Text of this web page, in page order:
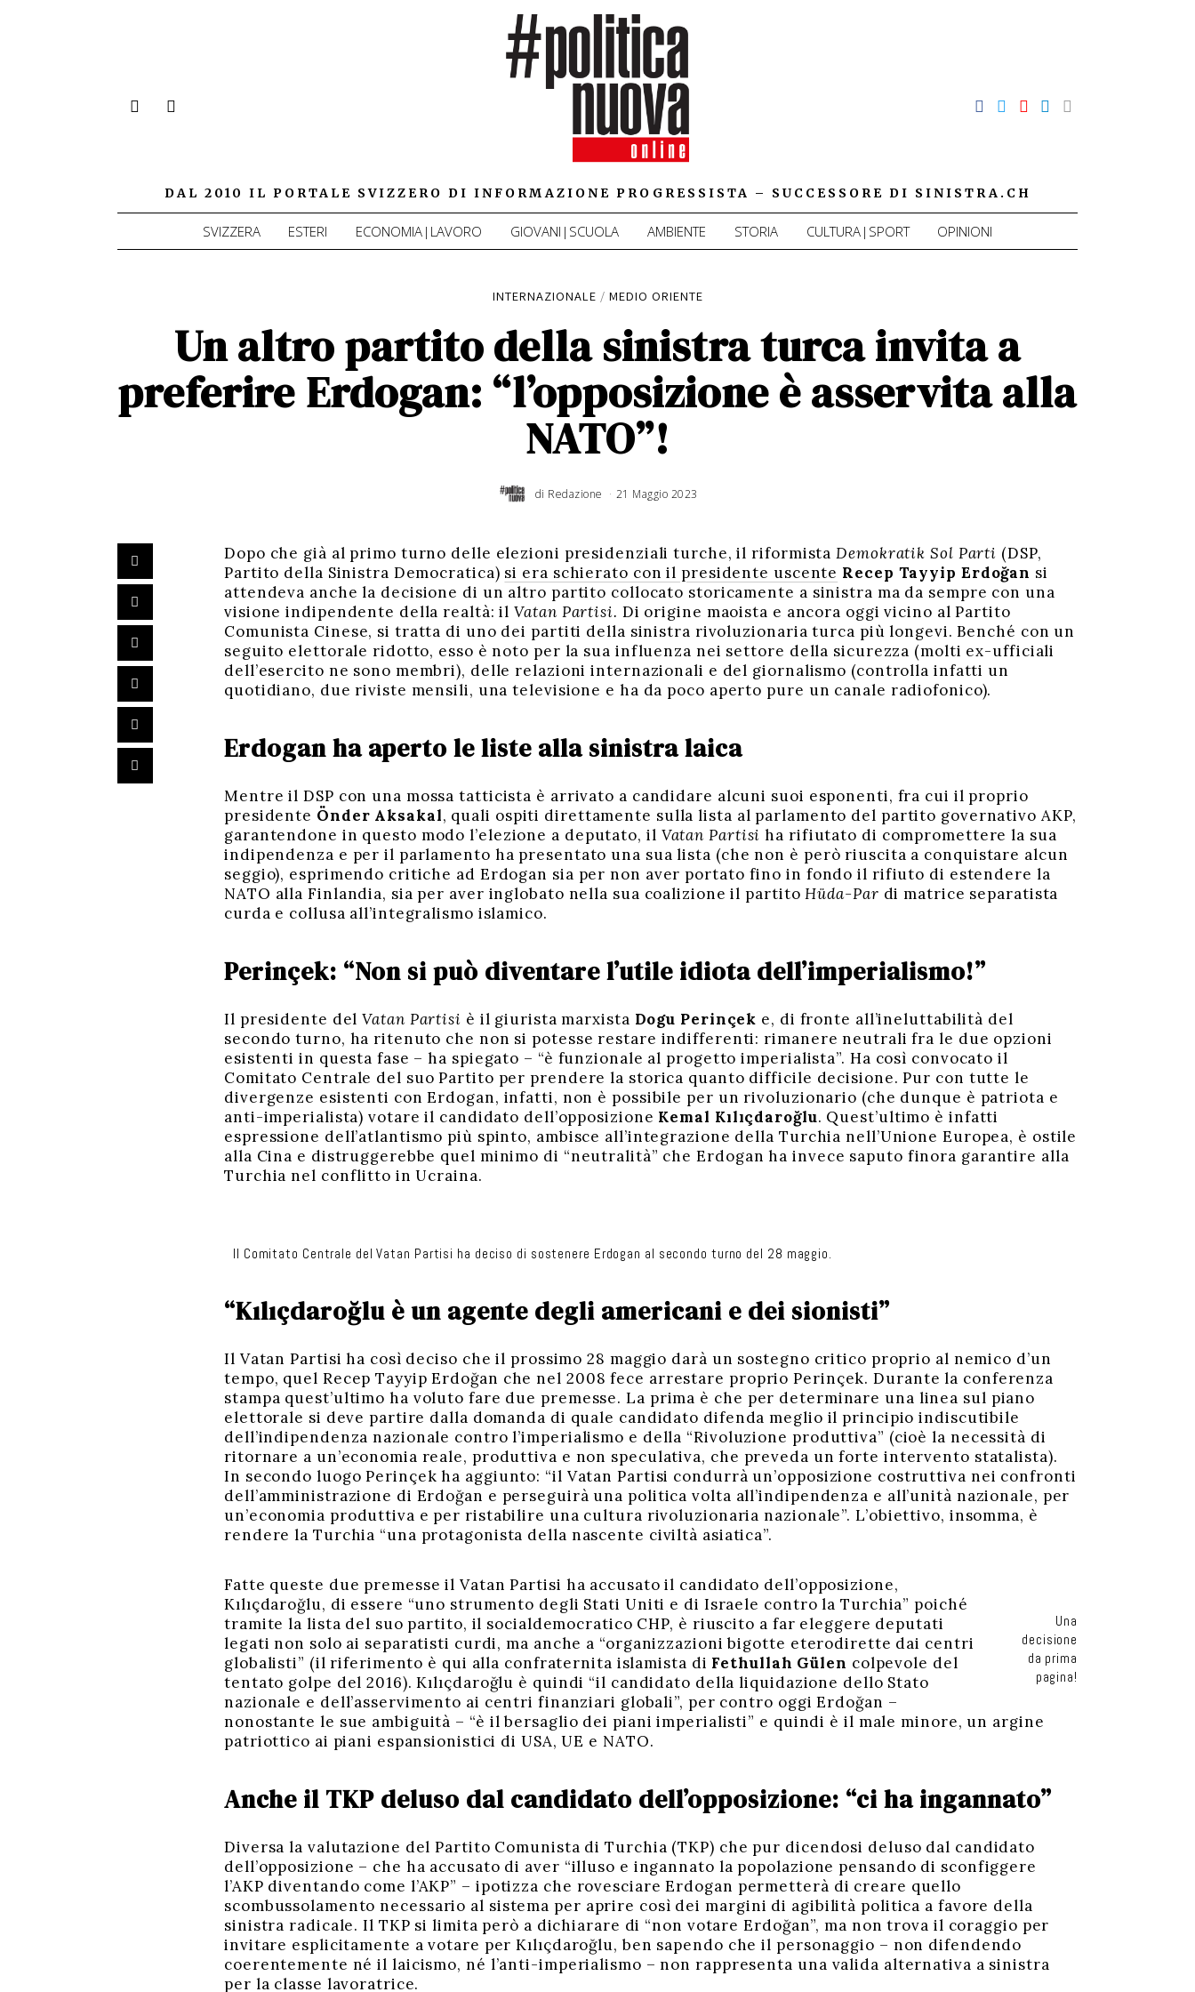
DAL 2010 IL PORTALE SVIZZERO DI INFORMAZIONE PROGRESSISTA – SUCCESSORE DI SINISTRA.CH
SVIZZERA ESTERI ECONOMIA|LAVORO GIOVANI|SCUOLA AMBIENTE STORIA CULTURA|SPORT OPINIONI
INTERNAZIONALE / MEDIO ORIENTE
Un altro partito della sinistra turca invita a
preferire Erdogan: “l’opposizione è asservita alla
NATO”!
di Redazione 21 Maggio 2023
Dopo che già al primo turno delle elezioni presidenziali turche, il riformistaDemokratik Sol Parti (DSP,
Partito della Sinistra Democratica) si era schierato con il presidente uscente Recep Tayyip Erdoğan si
attendeva anche la decisione di un altro partito collocato storicamente a sinistra ma da sempre con una
visione indipendente della realtà: ilVatan Partisi. Di origine maoista e ancora oggi vicino al Partito
Comunista Cinese, si tratta di uno dei partiti della sinistra rivoluzionaria turca più longevi. Benché con un
seguito elettorale ridotto, esso è noto per la sua influenza nei settore della sicurezza (molti ex-ufficiali
dell’esercito ne sono membri), delle relazioni internazionali e del giornalismo (controlla infatti un
quotidiano, due riviste mensili, una televisione e ha da poco aperto pure un canale radiofonico).
Erdogan ha aperto le liste alla sinistra laica
Mentre il DSP con una mossa tatticista è arrivato a candidare alcuni suoi esponenti, fra cui il proprio
presidente Önder Aksakal, quali ospiti direttamente sulla lista al parlamento del partito governativo AKP,
garantendone in questo modo l’elezione a deputato, il Vatan Partisi ha rifiutato di compromettere la sua
indipendenza e per il parlamento ha presentato una sua lista (che non è però riuscita a conquistare alcun
seggio), esprimendo critiche ad Erdogan sia per non aver portato fino in fondo il rifiuto di estendere la
NATO alla Finlandia, sia per aver inglobato nella sua coalizione il partitoHüda-Par di matrice separatista
curda e collusa all’integralismo islamico.
Perinçek: “Non si può diventare l’utile idiota dell’imperialismo!”
Il presidente delVatan Partisi è il giurista marxista Dogu Perinçek e, di fronte all’ineluttabilità del
secondo turno, ha ritenuto che non si potesse restare indifferenti: rimanere neutrali fra le due opzioni
esistenti in questa fase – ha spiegato – “è funzionale al progetto imperialista”. Ha così convocato il
Comitato Centrale del suo Partito per prendere la storica quanto difficile decisione. Pur con tutte le
divergenze esistenti con Erdogan, infatti, non è possibile per un rivoluzionario (che dunque è patriota e
anti-imperialista) votare il candidato dell’opposizione Kemal Kılıçdaroğlu. Quest’ultimo è infatti
espressione dell’atlantismo più spinto, ambisce all’integrazione della Turchia nell’Unione Europea, è ostile
alla Cina e distruggerebbe quel minimo di “neutralità” che Erdogan ha invece saputo finora garantire alla
Turchia nel conflitto in Ucraina.
Il Comitato Centrale del Vatan Partisi ha deciso di sostenere Erdogan al secondo turno del 28 maggio.
“Kılıçdaroğlu è un agente degli americani e dei sionisti”
Il Vatan Partisi ha così deciso che il prossimo 28 maggio darà un sostegno critico proprio al nemico d’un
tempo, quel Recep Tayyip Erdoğan che nel 2008 fece arrestare proprio Perinçek. Durante la conferenza
stampa quest’ultimo ha voluto fare due premesse. La prima è che per determinare una linea sul piano
elettorale si deve partire dalla domanda di quale candidato difenda meglio il principio indiscutibile
dell’indipendenza nazionale contro l’imperialismo e della “Rivoluzione produttiva” (cioè la necessità di
ritornare a un’economia reale, produttiva e non speculativa, che preveda un forte intervento statalista).
In secondo luogo Perinçek ha aggiunto: “il Vatan Partisi condurrà un’opposizione costruttiva nei confronti
dell’amministrazione di Erdoğan e perseguirà una politica volta all’indipendenza e all’unità nazionale, per
un’economia produttiva e per ristabilire una cultura rivoluzionaria nazionale”. L’obiettivo, insomma, è
rendere la Turchia “una protagonista della nascente civiltà asiatica”.
Una
decisione
da prima
pagina!
Fatte queste due premesse il Vatan Partisi ha accusato il candidato dell’opposizione,
Kılıçdaroğlu, di essere “uno strumento degli Stati Uniti e di Israele contro la Turchia” poiché
tramite la lista del suo partito, il socialdemocratico CHP, è riuscito a far eleggere deputati
legati non solo ai separatisti curdi, ma anche a “organizzazioni bigotte eterodirette dai centri
globalisti” (il riferimento è qui alla confraternita islamista di Fethullah Gülen colpevole del
tentato golpe del 2016). Kılıçdaroğlu è quindi “il candidato della liquidazione dello Stato
nazionale e dell’asservimento ai centri finanziari globali”, per contro oggi Erdoğan –
nonostante le sue ambiguità – “è il bersaglio dei piani imperialisti” e quindi è il male minore, un argine
patriottico ai piani espansionistici di USA, UE e NATO.
Anche il TKP deluso dal candidato dell’opposizione: “ci ha ingannato”
Diversa la valutazione del Partito Comunista di Turchia (TKP) che pur dicendosi deluso dal candidato
dell’opposizione – che ha accusato di aver “illuso e ingannato la popolazione pensando di sconfiggere
l’AKP diventando come l’AKP” – ipotizza che rovesciare Erdogan permetterà di creare quello
scombussolamento necessario al sistema per aprire così dei margini di agibilità politica a favore della
sinistra radicale. Il TKP si limita però a dichiarare di “non votare Erdoğan”, ma non trova il coraggio per
invitare esplicitamente a votare per Kılıçdaroğlu, ben sapendo che il personaggio – non difendendo
coerentemente né il laicismo, né l’anti-imperialismo – non rappresenta una valida alternativa a sinistra
per la classe lavoratrice.